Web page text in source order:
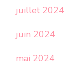
juillet 2024
juin 2024
mai 2024